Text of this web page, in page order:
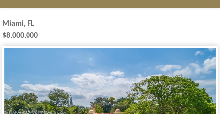
Miami, FL
$8,000,000